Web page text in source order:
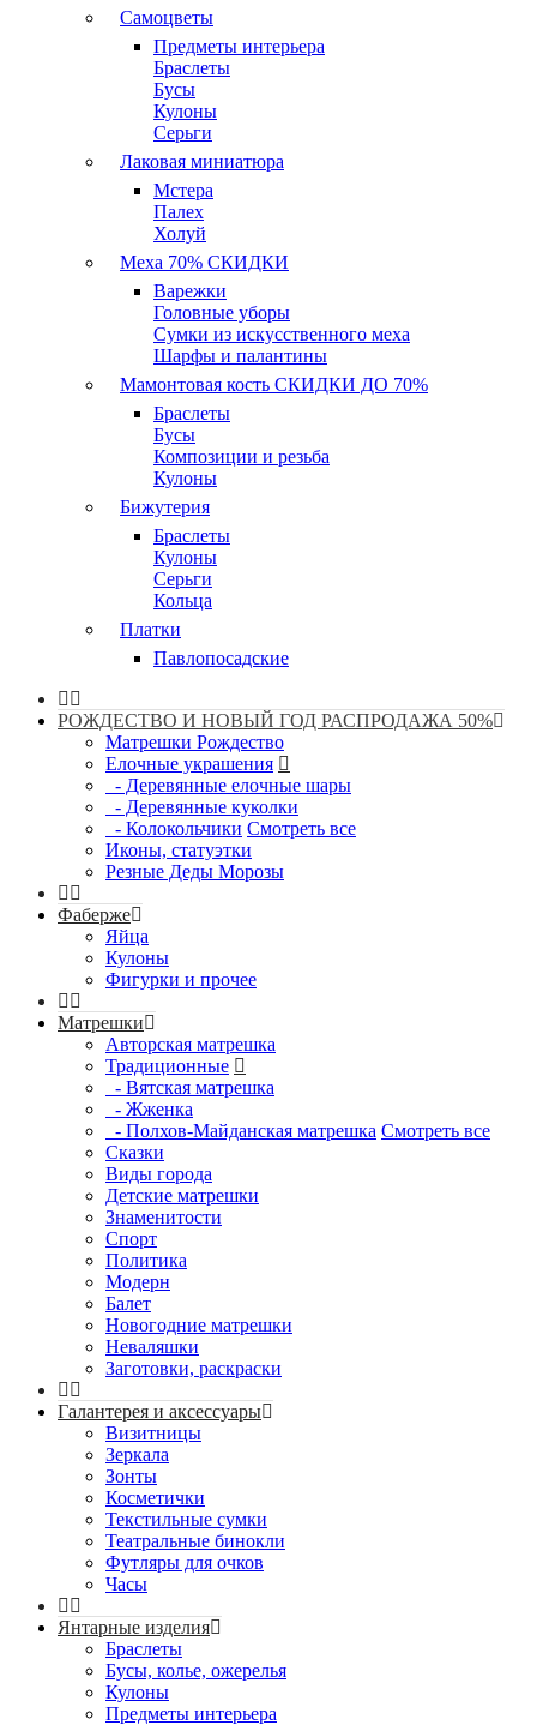
Самоцветы
Предметы интерьера
Браслеты
Бусы
Кулоны
Серьги
Лаковая миниатюра
Мстера
Палех
Холуй
Меха 70% СКИДКИ
Варежки
Головные уборы
Сумки из искусственного меха
Шарфы и палантины
Мамонтовая кость СКИДКИ ДО 70%
Браслеты
Бусы
Композиции и резьба
Кулоны
Бижутерия
Браслеты
Кулоны
Серьги
Кольца
Платки
Павлопосадские
РОЖДЕСТВО И НОВЫЙ ГОД РАСПРОДАЖА 50%
Матрешки Рождество
Елочные украшения
- Деревянные елочные шары
- Деревянные куколки
- Колокольчики Смотреть все
Иконы, статуэтки
Резные Деды Морозы
Фаберже
Яйца
Кулоны
Фигурки и прочее
Матрешки
Авторская матрешка
Традиционные
- Вятская матрешка
- Жженка
- Полхов-Майданская матрешка Смотреть все
Сказки
Виды города
Детские матрешки
Знаменитости
Спорт
Политика
Модерн
Балет
Новогодние матрешки
Неваляшки
Заготовки, раскраски
Галантерея и аксессуары
Визитницы
Зеркала
Зонты
Косметички
Текстильные сумки
Театральные бинокли
Футляры для очков
Часы
Янтарные изделия
Браслеты
Бусы, колье, ожерелья
Кулоны
Предметы интерьера